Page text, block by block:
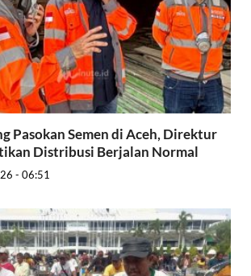
Pasokan Semen di Aceh, Direktur
Distribusi Berjalan Normal
- 06:51